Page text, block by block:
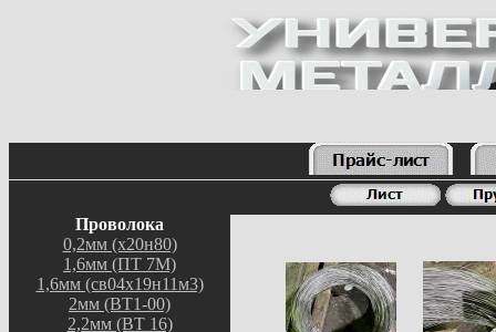
Проволока
0,2мм (х20н80)
1,6мм (ПТ 7М)
1,6мм (св04х19н11м3)
2мм (ВТ1-00)
2,2мм (ВТ 16)